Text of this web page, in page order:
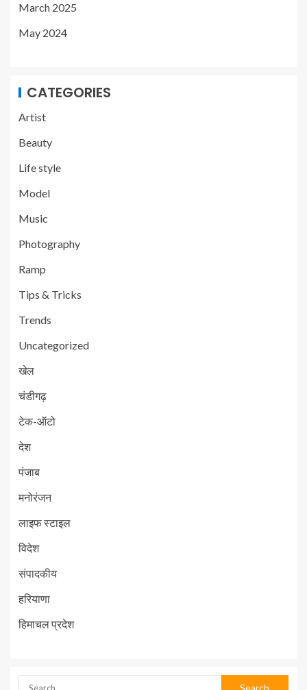
March 2025
May 2024
CATEGORIES
Artist
Beauty
Life style
Model
Music
Photography
Ramp
Tips & Tricks
Trends
Uncategorized
खेल
चंडीगढ़
टेक-ऑटो
देश
पंजाब
मनोरंजन
लाइफ स्टाइल
विदेश
संपादकीय
हरियाणा
हिमाचल प्रदेश